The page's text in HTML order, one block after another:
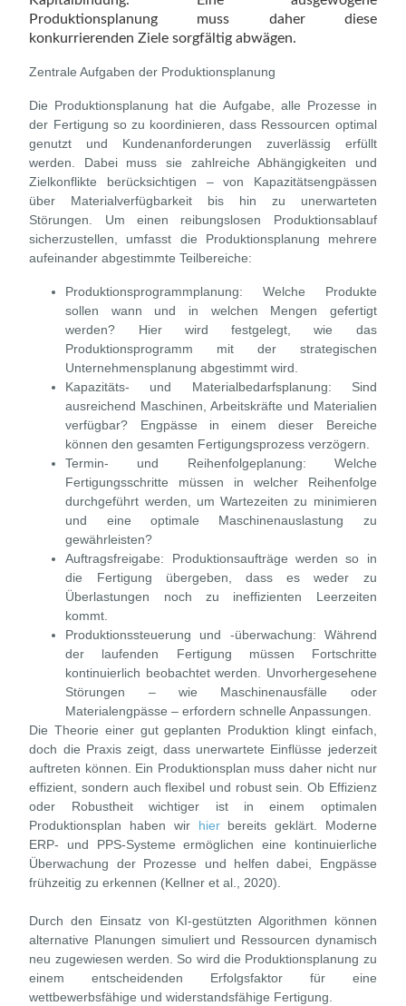
Produktionsplanung muss daher diese
konkurrierenden Ziele sorgfältig abwägen.
Zentrale Aufgaben der Produktionsplanung
Die Produktionsplanung hat die Aufgabe, alle Prozesse in
der Fertigung so zu koordinieren, dass Ressourcen optimal
genutzt und Kundenanforderungen zuverlässig erfüllt
werden. Dabei muss sie zahlreiche Abhängigkeiten und
Zielkonflikte berücksichtigen – von Kapazitätsengpässen
über Materialverfügbarkeit bis hin zu unerwarteten
Störungen. Um einen reibungslosen Produktionsablauf
sicherzustellen, umfasst die Produktionsplanung mehrere
aufeinander abgestimmte Teilbereiche:
Produktionsprogrammplanung: Welche Produkte
sollen wann und in welchen Mengen gefertigt
werden? Hier wird festgelegt, wie das
Produktionsprogramm mit der strategischen
Unternehmensplanung abgestimmt wird.
Kapazitäts- und Materialbedarfsplanung: Sind
ausreichend Maschinen, Arbeitskräfte und Materialien
verfügbar? Engpässe in einem dieser Bereiche
können den gesamten Fertigungsprozess verzögern.
Termin- und Reihenfolgeplanung: Welche
Fertigungsschritte müssen in welcher Reihenfolge
durchgeführt werden, um Wartezeiten zu minimieren
und eine optimale Maschinenauslastung zu
gewährleisten?
Auftragsfreigabe: Produktionsaufträge werden so in
die Fertigung übergeben, dass es weder zu
Überlastungen noch zu ineffizienten Leerzeiten
kommt.
Produktionssteuerung und -überwachung: Während
der laufenden Fertigung müssen Fortschritte
kontinuierlich beobachtet werden. Unvorhergesehene
Störungen – wie Maschinenausfälle oder
Materialengpässe – erfordern schnelle Anpassungen.
Die Theorie einer gut geplanten Produktion klingt einfach,
doch die Praxis zeigt, dass unerwartete Einflüsse jederzeit
auftreten können. Ein Produktionsplan muss daher nicht nur
effizient, sondern auch flexibel und robust sein. Ob Effizienz
oder Robustheit wichtiger ist in einem optimalen
Produktionsplan haben wir hierbereits geklärt. Moderne
ERP- und PPS-Systeme ermöglichen eine kontinuierliche
Überwachung der Prozesse und helfen dabei, Engpässe
frühzeitig zu erkennen (Kellner et al., 2020).
Durch den Einsatz von KI-gestützten Algorithmen können
alternative Planungen simuliert und Ressourcen dynamisch
neu zugewiesen werden. So wird die Produktionsplanung zu
einem entscheidenden Erfolgsfaktor für eine
wettbewerbsfähige und widerstandsfähige Fertigung.